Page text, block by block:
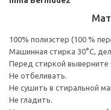
100% полиэстер (100 %
Машинная стирка 30°С,
Перед стиркой выверните
Не отбеливать.
Не сушить в стиральной
Не гладить.